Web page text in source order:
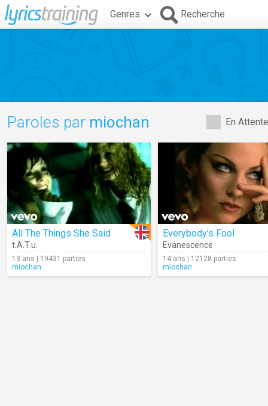
Genres Recherche
En
Paroles par miochan
All The Things She Said
t.A.T.u.
13 ans | 19431 parties
miochan
Everybody's Fool
Evanescence
14 ans | 12128 parties
miochan